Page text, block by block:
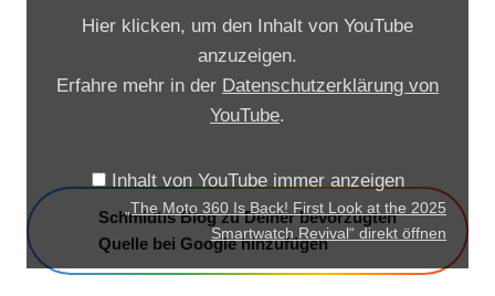
6
0
I
Hier klicken, um den Inhalt von YouTube
anzuzeigen.
Erfahre mehr in der Datenschutzerklärung von
YouTube.
Inhalt von YouTube immer anzeigen
„The Moto 360 Is Back! First Look at the 2025
Smartwatch Revival“ direkt öffnen
Schmidtis Blog zu Deiner bevorzugten
Quelle bei Google hinzufügen